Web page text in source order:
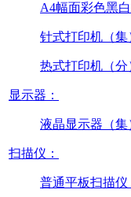
A4幅面彩色黑
针式打印机（集
热式打印机（分
显示器：
液晶显示器（集
扫描仪：
普通平板扫描仪